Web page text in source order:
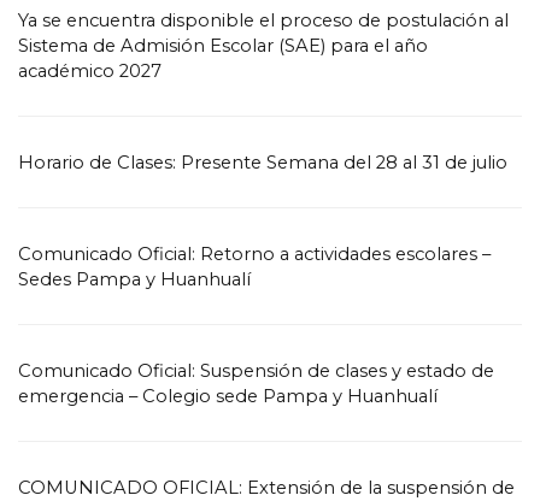
Ya se encuentra disponible el proceso de postulación al
Sistema de Admisión Escolar (SAE) para el año
académico 2027
Horario de Clases: Presente Semana del 28 al 31 de julio
Comunicado Oficial: Retorno a actividades escolares –
Sedes Pampa y Huanhualí
Comunicado Oficial: Suspensión de clases y estado de
emergencia – Colegio sede Pampa y Huanhualí
COMUNICADO OFICIAL: Extensión de la suspensión de